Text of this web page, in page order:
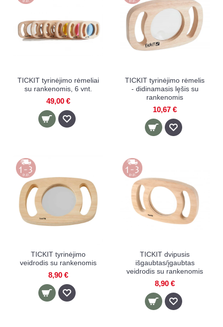
TICKIT tyrinėjimo rėmeliai
su rankenomis, 6 vnt.
49,00 €
TICKIT tyrinėjimo rėmelis
- didinamasis lęšis su
rankenomis
10,67 €
TICKIT tyrinėjimo
veidrodis su rankenomis
8,90 €
TICKIT dvipusis
išgaubtas/įgaubtas
veidrodis su rankenomis
8,90 €